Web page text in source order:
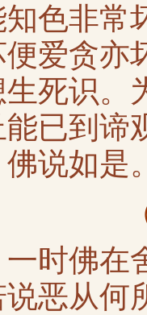
色非常
爱贪亦
死识。
已到谛
说如是
佛在
说恶从何